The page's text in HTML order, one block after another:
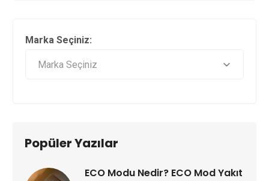
Marka Seçiniz:
Popüler Yazılar
ECO Modu Nedir? ECO Mod Yakıt